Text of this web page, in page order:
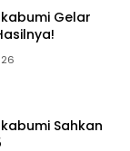
Gelar
Sahkan